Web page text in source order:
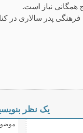
همگانی نیاز است.
پدر سالاری در
یک نظر